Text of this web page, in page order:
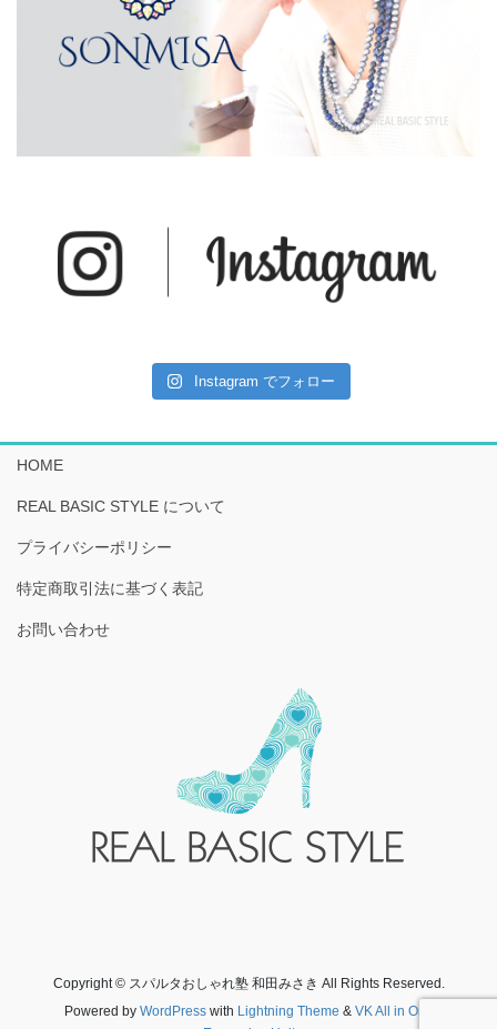
Instagram でフォロー
HOME
REAL BASIC STYLE について
プライバシーポリシー
特定商取引法に基づく表記
お問い合わせ
Copyright © スパルタおしゃれ塾 和田みさき All Rights Reserved.
Powered by WordPresswith Lightning Theme & VK All in One